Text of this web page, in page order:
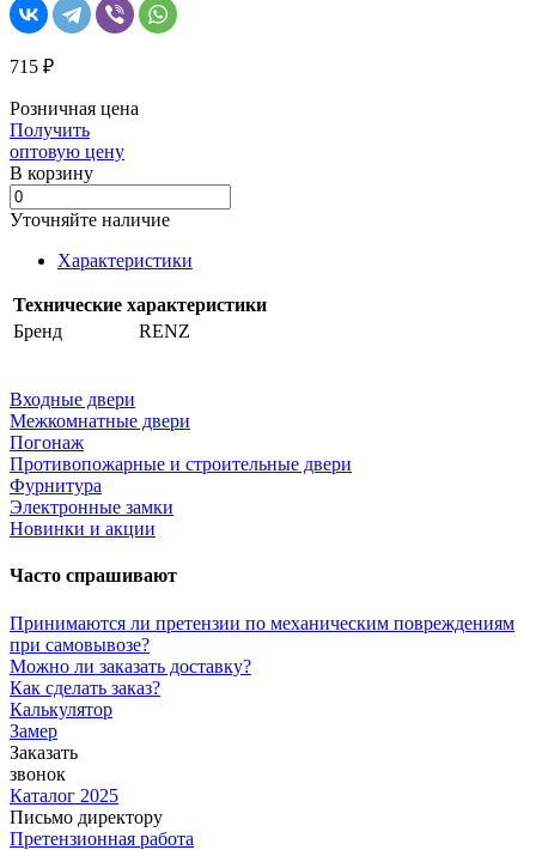
715 ₽
Розничная цена
Получить
оптовую цену
В корзинy
Уточняйте наличие
Характеристики
Технические характеристики
Бренд
RENZ
Входные двери
Межкомнатные двери
Погонаж
Противопожарные и строительные двери
Фурнитура
Электронные замки
Новинки и акции
Часто спрашивают
Принимаются ли претензии по механическим повреждениям
при самовывозе?
Можно ли заказать доставку?
Как сделать заказ?
Калькулятор
Замер
Заказать
звонок
Каталог 2025
Письмо директору
Претензионная работа